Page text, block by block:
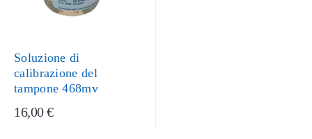
Soluzione di
calibrazione del
tampone 468mv
16,00 €